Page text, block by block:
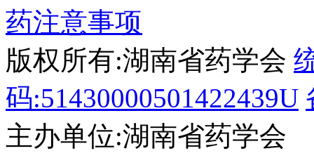
药注意事项
版权所有:湖南省药学会
码:51430000501422439U
主办单位:湖南省药学会